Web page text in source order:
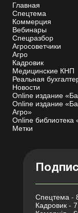
Главная
Спецтема
Коммерция
Вебинары
Спецразбор
Агросоветчики
Агро
Кадровик
Медицинские КНП
Реальная
Новости
Online издание
Online издание
Агро»
Online библиотека
Метки
Спецтема -
Кадровик -